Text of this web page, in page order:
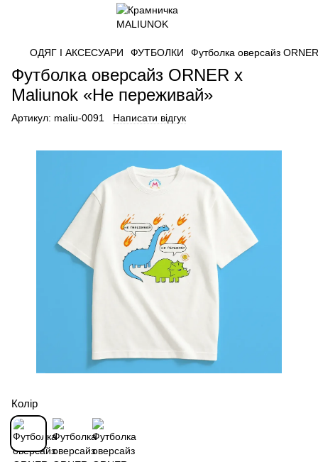
ОДЯГ І АКСЕСУАРИ ФУТБОЛКИ Футболка оверсайз
Футболка оверсайз ORNER х
Maliunok «Не переживай»
Артикул: maliu-0091 Написати відгук
Колір